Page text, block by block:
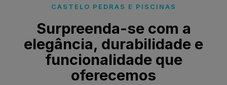
CASTELO PEDRAS E PISCINAS
Surpreenda-se com a
elegância, durabilidade e
funcionalidade que
oferecemos